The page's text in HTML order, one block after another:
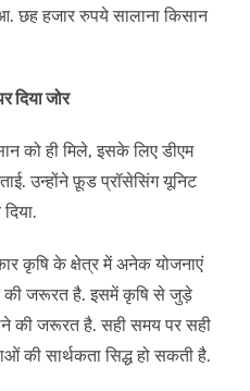
छह हजार रुपये सालाना किसान
दिया जोर
को ही मिले, इसके लिए डीएम
उन्होंने फ़ूड प्रॉसेसिंग यूनिट
कृषि के क्षेत्र में अनेक योजनाएं
की जरूरत है. इसमें कृषि से जुड़े
की जरूरत है. सही समय पर सही
की सार्थकता सिद्ध हो सकती है.